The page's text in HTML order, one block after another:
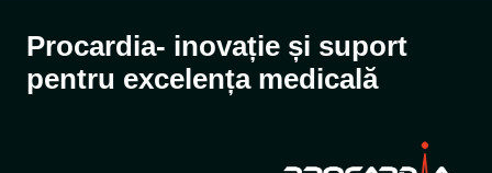
Procardia- inovație și suport
pentru excelența medicală